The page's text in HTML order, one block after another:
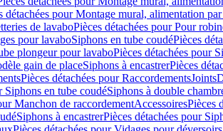
détachées pour Montage mural, alimentation
de lavaboPièces détachées pour Pour
pour lavaboSiphons en tube coudéPièces
plongeur pour lavaboPièces détachées pour
gain de placeSiphons à encastrerPièces
Pièces détachées pour RaccordementsJoints
Siphons en tube coudéSiphons à double
Manchon de raccordementAccessoiresPièces
Siphons à encastrerPièces détachées pour